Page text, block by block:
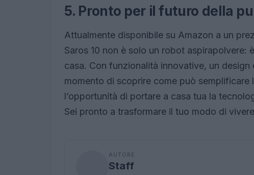
5. Pronto per il futuro della
Attualmente disponibile su Amazon a un
Saros 10 non è solo un robot aspirapolvere:
casa. Con funzionalità innovative, un
momento di scoprire come può
l’opportunità di portare a casa tua la
Sei pronto a trasformare il tuo modo di
AUTORE
Staff